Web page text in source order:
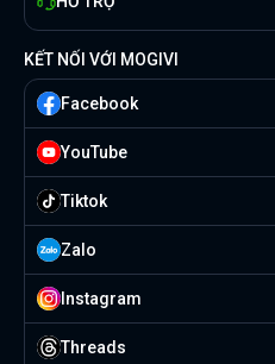
KẾT NỐI VỚI MOGIVI
Facebook
YouTube
Tiktok
Zalo
Instagram
Threads